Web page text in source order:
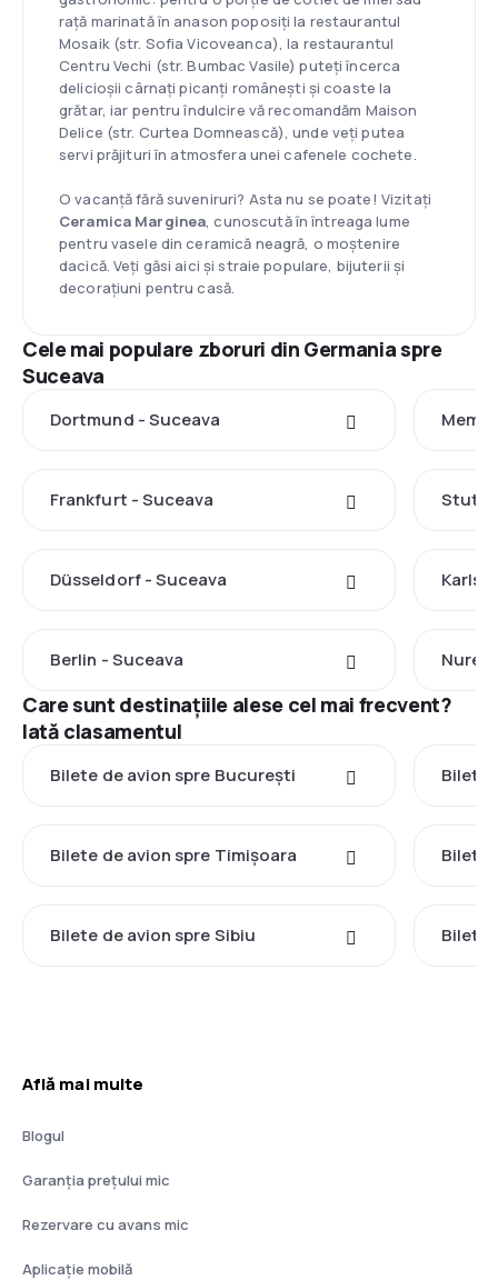
rață marinată în anason poposiți la restaurantul
Mosaik (str. Sofia Vicoveanca), la restaurantul
Centru Vechi (str. Bumbac Vasile) puteți încerca
delicioșii cârnați picanți românești și coaste la
grătar, iar pentru îndulcire vă recomandăm Maison
Delice (str. Curtea Domnească), unde veți putea
servi prăjituri în atmosfera unei cafenele cochete.
O vacanță fără suveniruri? Asta nu se poate! Vizitați
Ceramica Marginea, cunoscută în întreaga lume
pentru vasele din ceramică neagră, o moștenire
dacică. Veți găsi aici și straie populare, bijuterii și
decorațiuni pentru casă.
Cele mai populare zboruri din Germania spre
Suceava
Dortmund - Suceava
Frankfurt - Suceava
Düsseldorf - Suceava
Berlin - Suceava
Care sunt destinațiile alese cel mai frecvent?
Iată clasamentul
Bilete de avion spre București Bilete
Bilete de avion spre Timișoara Bilete
Bilete de avion spre Sibiu Bilete
Află mai multe
Blogul
Garanția prețului mic
Rezervare cu avans mic
Aplicație mobilă